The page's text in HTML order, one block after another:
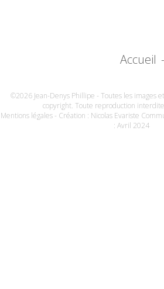
Accueil -
©2026 Jean-Denys Phillipe - Toutes les images
copyright. Toute reproduction
Mentions légales - Création : Nicolas Evariste
: Avril 2024